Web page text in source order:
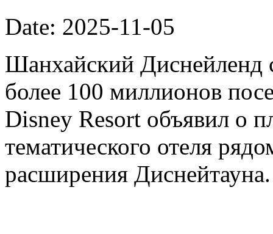
Date: 2025-11-05
Шанхайский Диснейленд
более 100 миллионов
Disney Resort объявил о
тематического отеля
расширения Диснейтауна.